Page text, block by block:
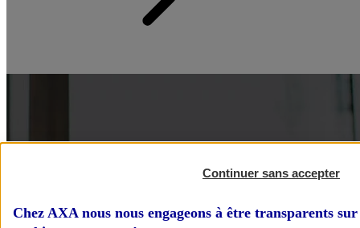
Continuer sans accepter
Chez AXA nous nous engageons à être transparents